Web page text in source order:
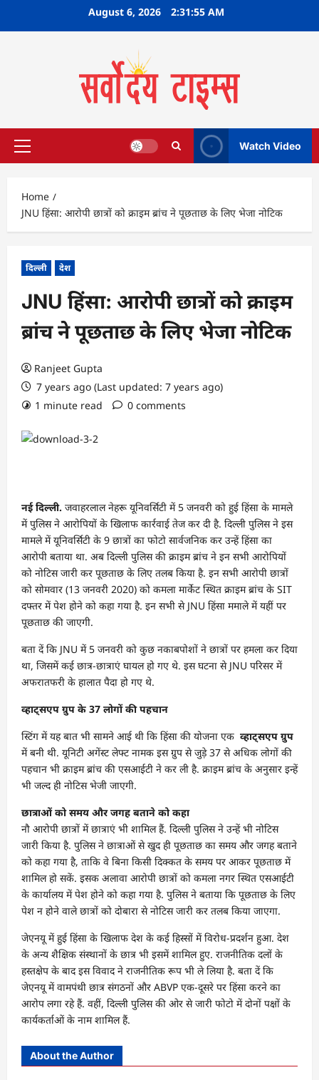
August 6, 2026 2:31:56 AM
Primary
Watch Video
Home
JNU हिंसा: आरोपी छात्रों को क्राइम ब्रांच ने पूछताछ के लिए भेजा नोटिक
दिल्ली देश
JNU हिंसा: आरोपी छात्रों को क्राइम
ब्रांच ने पूछताछ के लिए भेजा नोटिक
Ranjeet Gupta
7 years ago (Last updated: 7 years ago)
1 minute read
0 comments
नई दिल्‍ली. जवाहरलाल नेहरू यूनिवर्सिटी में 5 जनवरी को हुई हिंसा के मामले
में पुलिस ने आरोपियों के खिलाफ कार्रवाई तेज कर दी है. दिल्‍ली पुलिस ने इस
मामले में यूनिवर्सिटी के 9 छात्रों का फोटो सार्वजनिक कर उन्‍हें हिंसा का
आरोपी बताया था. अब दिल्‍ली पुलिस की क्राइम ब्रांच ने इन सभी आरोपियों
को नोटिस जारी कर पूछताछ के लिए तलब किया है. इन सभी आरोपी छात्रों
को सोमवार (13 जनवरी 2020) को कमला मार्केट स्थित क्राइम ब्रांच के SIT
दफ्तर में पेश होने को कहा गया है. इन सभी से JNU हिंसा ममाले में यहीं पर
पूछताछ की जाएगी.
बता दें कि JNU में 5 जनवरी को कुछ नकाबपोशों ने छात्रों पर हमला कर दिया
था, जिसमें कई छात्र-छात्राएं घायल हो गए थे. इस घटना से JNU परिसर में
अफरातफरी के हालात पैदा हो गए थे.
व्हाट्सएप ग्रुप के 37 लोगों की पहचान
स्टिंग में यह बात भी सामने आई थी कि हिंसा की योजना एक व्हाट्सएप ग्रुप
में बनी थी. यूनिटी अगेंस्ट लेफ्ट नामक इस ग्रुप से जुड़े 37 से अधिक लोगों की
पहचान भी क्राइम ब्रांच की एसआईटी ने कर ली है. क्राइम ब्रांच के अनुसार इन्हें
भी जल्द ही नोटिस भेजी जाएगी.
छात्राओं को समय और जगह बताने को कहा
नौ आरोपी छात्रों में छात्राएं भी शामिल हैं. दिल्‍ली पुलिस ने उन्‍हें भी नोटिस
जारी किया है. पुलिस ने छात्राओं से खुद ही पूछताछ का समय और जगह बताने
को कहा गया है, ताकि वे बिना किसी दिक्‍कत के समय पर आकर पूछताछ में
शामिल हो सकें. इसक अलावा आरोपी छात्रों को कमला नगर स्थित एसआईटी
के कार्यालय में पेश होने को कहा गया है. पुलिस ने बताया कि पूछताछ के लिए
पेश न होने वाले छात्रों को दोबारा से नोटिस जारी कर तलब किया जाएगा.
जेएनयू में हुई हिंसा के खिलाफ देश के कई हिस्‍सों में विरोध-प्रदर्शन हुआ. देश
के अन्‍य शैक्षिक संस्‍थानों के छात्र भी इसमें शामिल हुए. राजनीतिक दलों के
हस्‍तक्षेप के बाद इस विवाद ने राजनीतिक रूप भी ले लिया है. बता दें कि
जेएनयू में वामपंथी छात्र संगठनों और ABVP एक-दूसरे पर हिंसा करने का
आरोप लगा रहे हैं. वहीं, दिल्‍ली पुलिस की ओर से जारी फोटो में दोनों पक्षों के
कार्यकर्ताओं के नाम शामिल हैं.
About the Author